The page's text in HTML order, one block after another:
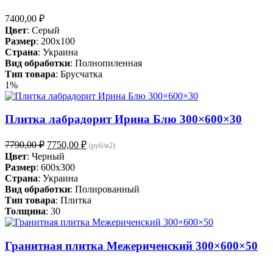
7400,00 ₽
Цвет: Серый
Размер: 200x100
Страна: Украина
Вид обработки: Полнопиленная
Тип товара: Брусчатка
1%
Плитка лабрадорит Ирина Блю 300×600×30
7790,00₽ Первоначальная
цена
составляла
7790,00 ₽.
7750,00 ₽Текущая
цена:
(руб/м2)
Цвет: Черный
Размер: 600x300
Страна: Украина
Вид обработки: Полированный
Тип товара: Плитка
Толщина: 30
Гранитная плитка Межериченский 300×600×50